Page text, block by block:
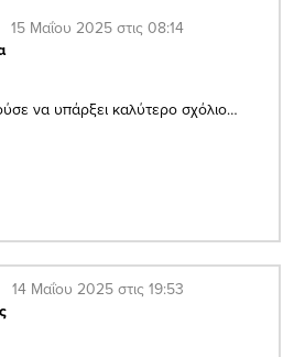
15 Μαΐου 2025 στις 08:14
να υπάρξει καλύτερο σχόλιο…
14 Μαΐου 2025 στις 19:53